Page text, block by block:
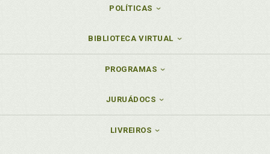
POLÍTICAS
BIBLIOTECA VIRTUAL
PROGRAMAS
JURUÁDOCS
LIVREIROS